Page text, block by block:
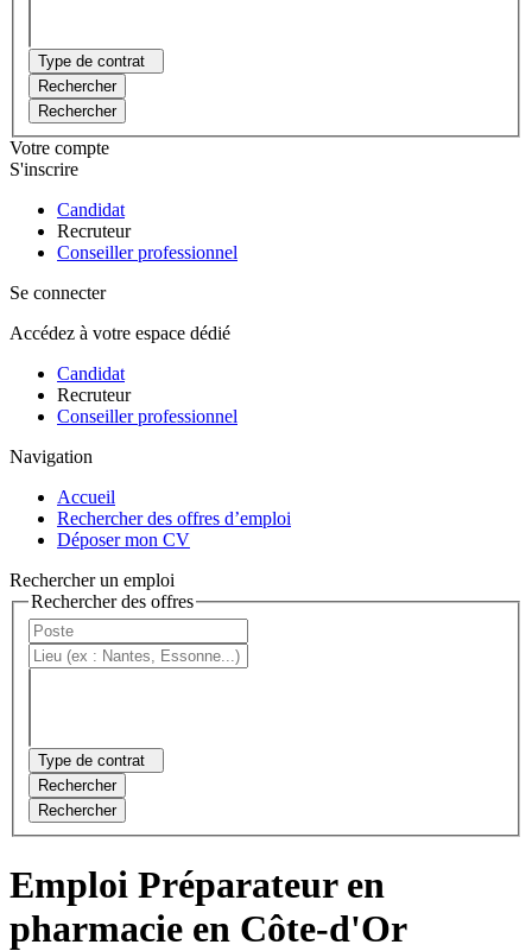
Type de contrat
Rechercher
Rechercher
Votre compte
S'inscrire
Candidat
Recruteur
Conseiller professionnel
Se connecter
Accédez à votre espace dédié
Candidat
Recruteur
Conseiller professionnel
Navigation
Accueil
Rechercher des offres d’emploi
Déposer mon CV
Rechercher un emploi
Rechercher des offres
Type de contrat
Rechercher
Rechercher
Emploi Préparateur en
pharmacie en Côte-d'Or